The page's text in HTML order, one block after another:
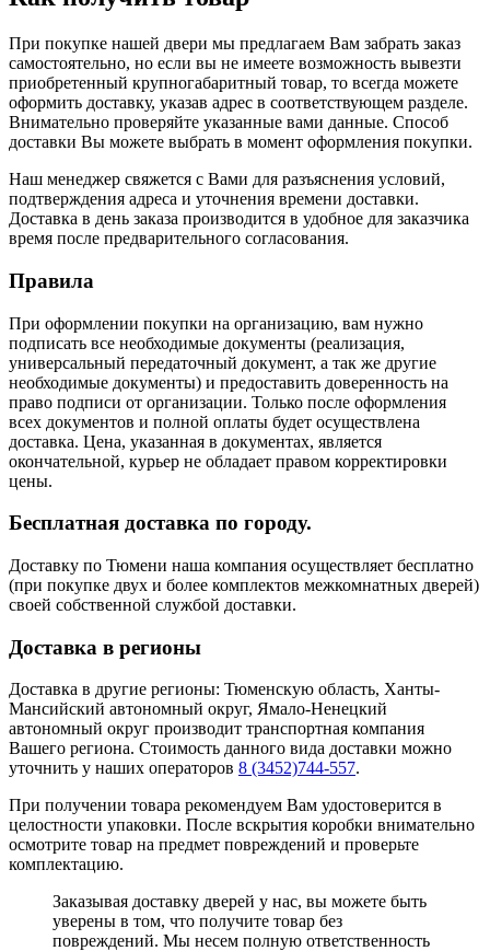
При покупке нашей двери мы предлагаем Вам забрать заказ
самостоятельно, но если вы не имеете возможность вывезти
приобретенный крупногабаритный товар, то всегда можете
оформить доставку, указав адрес в соответствующем разделе.
Внимательно проверяйте указанные вами данные. Способ
доставки Вы можете выбрать в момент оформления покупки.
Наш менеджер свяжется с Вами для разъяснения условий,
подтверждения адреса и уточнения времени доставки.
Доставка в день заказа производится в удобное для заказчика
время после предварительного согласования.
Правила
При оформлении покупки на организацию, вам нужно
подписать все необходимые документы (реализация,
универсальный передаточный документ, а так же другие
необходимые документы) и предоставить доверенность на
право подписи от организации. Только после оформления
всех документов и полной оплаты будет осуществлена
доставка. Цена, указанная в документах, является
окончательной, курьер не обладает правом корректировки
цены.
Бесплатная доставка по городу.
Доставку по Тюмени наша компания осуществляет бесплатно
(при покупке двух и более комплектов межкомнатных дверей)
своей собственной службой доставки.
Доставка в регионы
Доставка в другие регионы: Тюменскую область, Ханты-
Мансийский автономный округ, Ямало-Ненецкий
автономный округ производит транспортная компания
Вашего региона. Стоимость данного вида доставки можно
уточнить у наших операторов 8 (3452)744-557.
При получении товара рекомендуем Вам удостоверится в
целостности упаковки. После вскрытия коробки внимательно
осмотрите товар на предмет повреждений и проверьте
комплектацию.
Заказывая доставку дверей у нас, вы можете быть
уверены в том, что получите товар без
повреждений. Мы несем полную ответственность